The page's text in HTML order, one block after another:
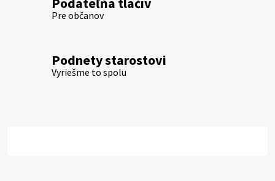
Pre občanov
Podnety starostovi
Vyriešme to spolu